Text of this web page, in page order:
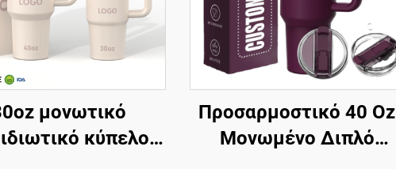
μονωτικό
κύπελο
Προσαρμοστικό 40 Oz
Μονωμένο Διπλό